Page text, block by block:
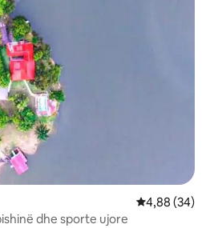
Vlerësimi
4,88 (34)
dhe sporte ujore